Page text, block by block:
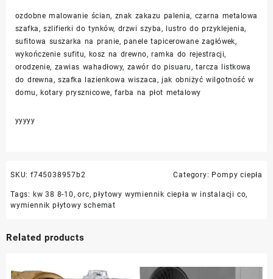
ozdobne malowanie ścian, znak zakazu palenia, czarna metalowa
szafka, szlifierki do tynków, drzwi szyba, lustro do przyklejenia,
sufitowa suszarka na pranie, panele tapicerowane zagłówek,
wykończenie sufitu, kosz na drewno, ramka do rejestracji,
orodzenie, zawias wahadłowy, zawór do pisuaru, tarcza listkowa
do drewna, szafka lazienkowa wiszaca, jak obniżyć wilgotność w
domu, kotary prysznicowe, farba na płot metalowy
yyyyy
SKU: f745038957b2 Category: Pompy ciepła
Tags: kw 38 8-10,orc,płytowy wymiennik ciepła w instalacji co,
wymiennik płytowy schemat
Related products